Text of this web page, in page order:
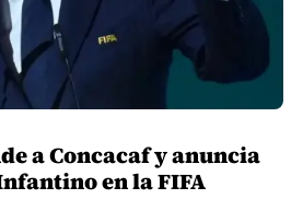
a Concacaf y anuncia
en la FIFA